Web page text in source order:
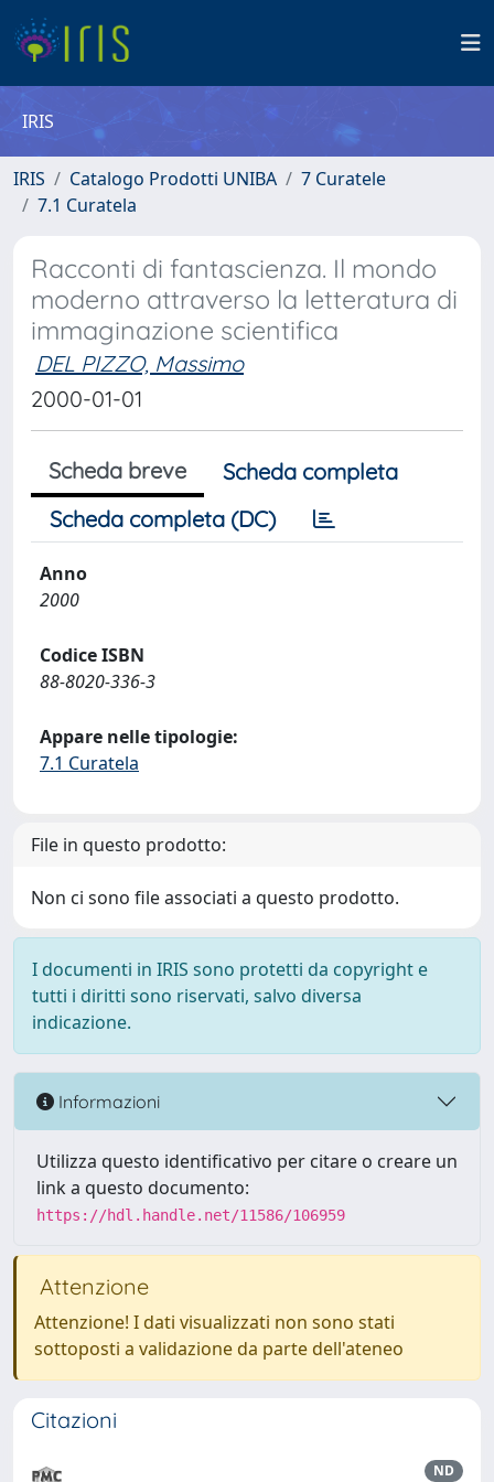
IRIS
IRIS Catalogo Prodotti UNIBA
7 Curatele
7.1 Curatela
Racconti di fantascienza. Il mondo
moderno attraverso la letteratura di
immaginazione scientifica
DEL PIZZO, Massimo
2000-01-01
Scheda breve
Scheda completa
Scheda completa (DC)
Anno
2000
Codice ISBN
88-8020-336-3
Appare nelle tipologie:
7.1 Curatela
File in questo prodotto:
Non ci sono file associati a questo prodotto.
I documenti in IRIS sono protetti da copyright e
tutti i diritti sono riservati, salvo diversa
indicazione.
Informazioni
Utilizza questo identificativo per citare o creare un
link a questo documento:
https://hdl.handle.net/11586/106959
Attenzione
Attenzione! I dati visualizzati non sono stati
sottoposti a validazione da parte dell'ateneo
Citazioni
ND